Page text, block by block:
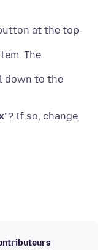
at the top-
The
down to the
"? If so, change